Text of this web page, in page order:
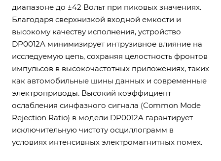
диапазоне до ±42 Вольт при пиковых значениях.
Благодаря сверхнизкой входной емкости и
высокому качеству исполнения, устройство
DP0012A минимизирует интрузивное влияние на
исследуемую цепь, сохраняя целостность фронтов
импульсов в высокочастотных приложениях, таких
как автомобильные шины данных и современные
электроприводы. Высокий коэффициент
ослабления синфазного сигнала (Common Mode
Rejection Ratio) в модели DP0012A гарантирует
исключительную чистоту осциллограмм в
условиях интенсивных электромагнитных помех.